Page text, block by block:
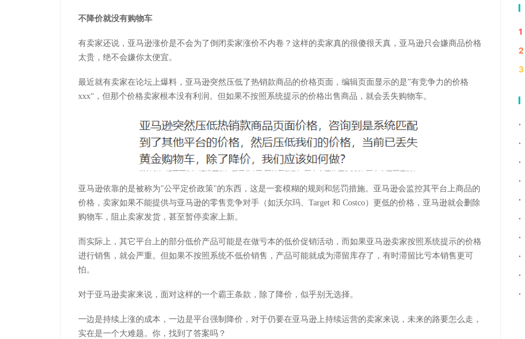
不降价就没有购物车
有卖家还说，亚马逊涨价是不会为了倒闭卖家涨价不内卷？这样的卖家真的很傻很天真，亚马逊只会嫌商品价格
太贵，绝不会嫌你太便宜。
最近就有卖家在论坛上爆料，亚马逊突然压低了热销款商品的价格页面，编辑页面显示的是”有竞争力的价格
xxx“，但那个价格卖家根本没有利润。但如果不按照系统提示的价格出售商品，就会丢失购物车。
亚马逊依靠的是被称为"公平定价政策"的东西，这是一套模糊的规则和惩罚措施。亚马逊会监控其平台上商品的
价格，卖家如果不能提供与亚马逊的零售竞争对手（如沃尔玛、Target 和 Costco）更低的价格，亚马逊就会删除
购物车，阻止卖家发货，甚至暂停卖家上新。
而实际上，其它平台上的部分低价产品可能是在做亏本的低价促销活动，而如果亚马逊卖家按照系统提示的价格
进行销售，就会严重。但如果不按照系统不低价销售，产品可能就成为滞留库存了，有时滞留比亏本销售更可
怕。
对于亚马逊卖家来说，面对这样的一个霸王条款，除了降价，似乎别无选择。
一边是持续上涨的成本，一边是平台强制降价，对于仍要在亚马逊上持续运营的卖家来说，未来的路要怎么走，
实在是一个大难题。你，找到了答案吗？
1
2
3
·
·
·
·
·
·
·
·
·
·